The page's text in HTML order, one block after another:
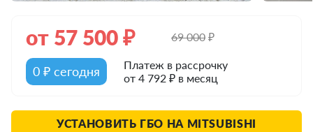
от 57 500₽ 69 000₽
0 ₽ сегодня
Платеж в рассрочку
от 4 792 ₽ в месяц
УСТАНОВИТЬ ГБО НА MITSUBISHI